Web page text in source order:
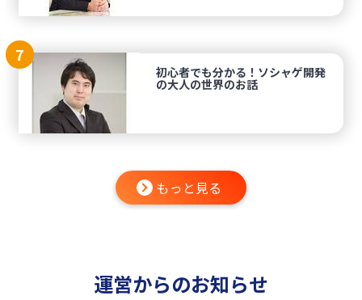
7
初心者でも分かる！ソシャゲ開発
の大人の世界のお話
もっと見る
運営からのお知らせ